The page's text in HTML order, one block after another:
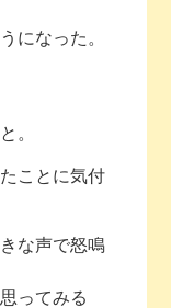
になった。
。
ことに気付
な声で怒鳴
ってみる